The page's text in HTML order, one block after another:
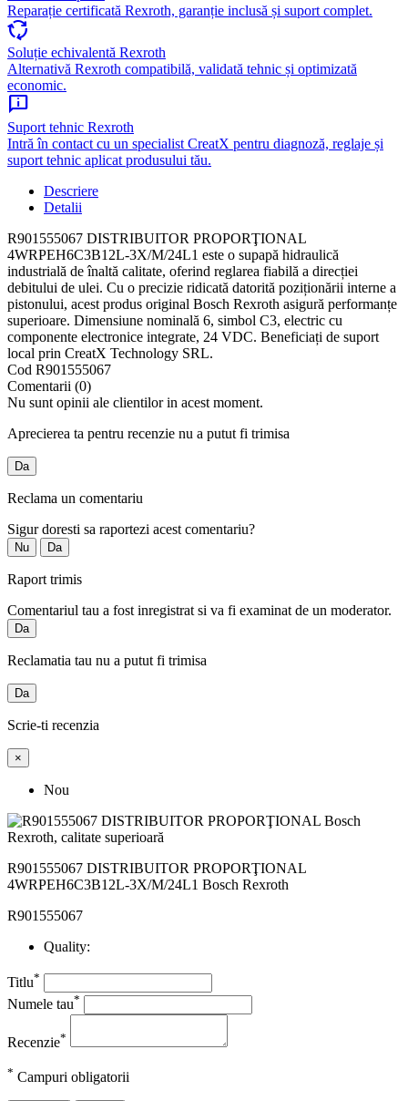
Reparație certificată Rexroth, garanție inclusă și suport complet.
cycle
Soluție echivalentă Rexroth
Alternativă Rexroth compatibilă, validată tehnic și optimizată
economic.
chat_info
Suport tehnic Rexroth
Intră în contact cu un specialist CreatX pentru diagnoză, reglaje și
suport tehnic aplicat produsului tău.
Descriere
Detalii
R901555067 DISTRIBUITOR PROPORŢIONAL
4WRPEH6C3B12L-3X/M/24L1 este o supapă hidraulică
industrială de înaltă calitate, oferind reglarea fiabilă a direcției
debitului de ulei. Cu o precizie ridicată datorită poziționării interne a
pistonului, acest produs original Bosch Rexroth asigură performanțe
superioare. Dimensiune nominală 6, simbol C3, electric cu
componente electronice integrate, 24 VDC. Beneficiați de suport
local prin CreatX Technology SRL.
Cod R901555067
Comentarii (0)
Nu sunt opinii ale clientilor in acest moment.
Aprecierea ta pentru recenzie nu a putut fi trimisa
Da
Reclama un comentariu
Sigur doresti sa raportezi acest comentariu?
Nu Da
Raport trimis
Comentariul tau a fost inregistrat si va fi examinat de un moderator.
Da
Reclamatia tau nu a putut fi trimisa
Da
Scrie-ti recenzia
×
Nou
R901555067 DISTRIBUITOR PROPORŢIONAL
4WRPEH6C3B12L-3X/M/24L1 Bosch Rexroth
R901555067
Quality:
Titlu*
Numele tau*
Recenzie*
* Campuri obligatorii